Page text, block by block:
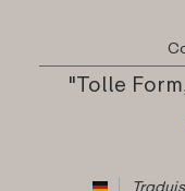
"Tolle